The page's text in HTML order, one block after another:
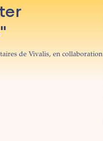
de Vivalis, en collaboration